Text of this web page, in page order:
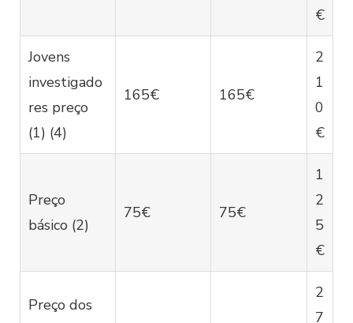
€
Jovens
investigado
res preço
(1) (4)
165€ 165€
2
1
0
€
Preço
básico (2)
75€ 75€
1
2
5
€
Preço dos
2
7